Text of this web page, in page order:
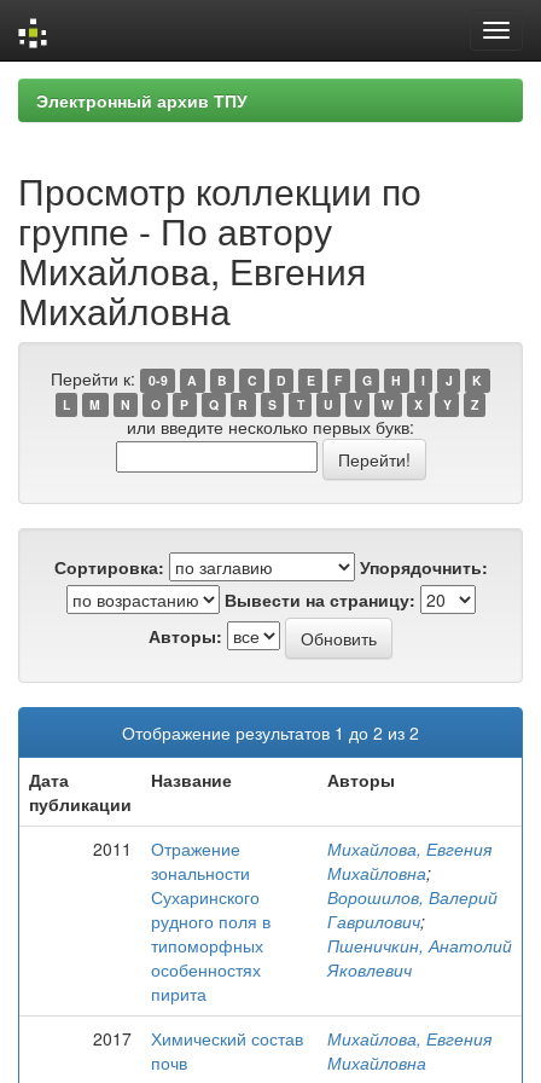
Skip
navigation
Электронный архив ТПУ
Просмотр коллекции по
группе - По автору
Михайлова, Евгения
Михайловна
Перейти к: 0-9 A B C D E F G H I J
K
L
M N O P Q R S T U V W X Y Z
или введите несколько первых букв:
Сортировка:
Упорядочнить:
Вывести на страницу:
Авторы:
Отображение результатов 1 до 2 из 2
Дата
публикации
Название Авторы
2011
Отражение
зональности
Сухаринского
рудного поля в
типоморфных
особенностях
пирита
Михайлова, Евгения
Михайловна;
Ворошилов, Валерий
Гаврилович;
Пшеничкин, Анатолий
Яковлевич
2017
Химический состав
почв
Михайлова, Евгения
Михайловна